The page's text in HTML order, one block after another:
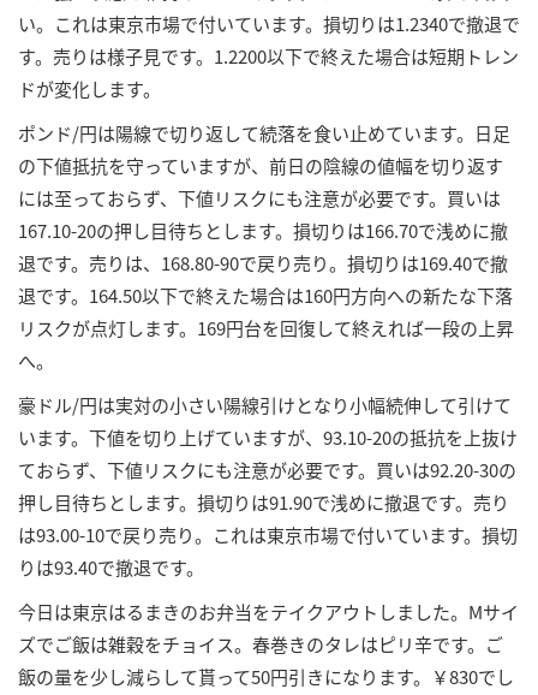
い。これは東京市場で付いています。損切りは1.2340で撤退で
す。売りは様子見です。1.2200以下で終えた場合は短期トレン
ドが変化します。
ポンド/円は陽線で切り返して続落を食い止めています。日足
の下値抵抗を守っていますが、前日の陰線の値幅を切り返す
には至っておらず、下値リスクにも注意が必要です。買いは
167.10-20の押し目待ちとします。損切りは166.70で浅めに撤
退です。売りは、168.80-90で戻り売り。損切りは169.40で撤
退です。164.50以下で終えた場合は160円方向への新たな下落
リスクが点灯します。169円台を回復して終えれば一段の上昇
へ。
豪ドル/円は実対の小さい陽線引けとなり小幅続伸して引けて
います。下値を切り上げていますが、93.10-20の抵抗を上抜け
ておらず、下値リスクにも注意が必要です。買いは92.20-30の
押し目待ちとします。損切りは91.90で浅めに撤退です。売り
は93.00-10で戻り売り。これは東京市場で付いています。損切
りは93.40で撤退です。
今日は東京はるまきのお弁当をテイクアウトしました。Mサイ
ズでご飯は雑穀をチョイス。春巻きのタレはピリ辛です。ご
飯の量を少し減らして貰って50円引きになります。￥830でし